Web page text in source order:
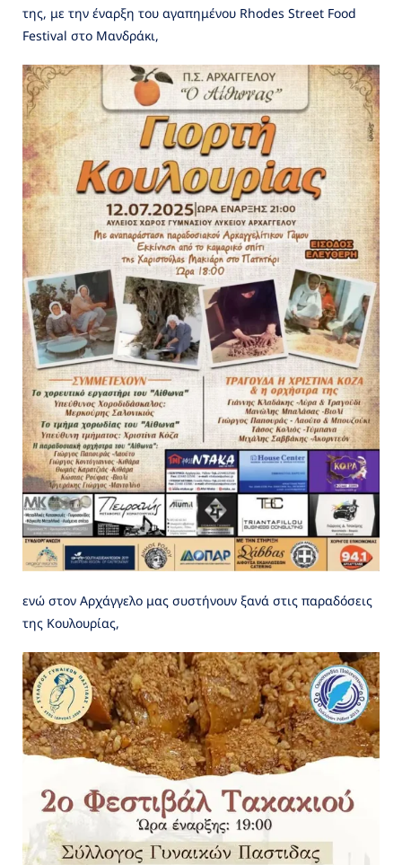
της, με την έναρξη του αγαπημένου Rhodes Street Food
Festival στο Μανδράκι,
ενώ στον Αρχάγγελο μας συστήνουν ξανά στις παραδόσεις
της Κουλουρίας,